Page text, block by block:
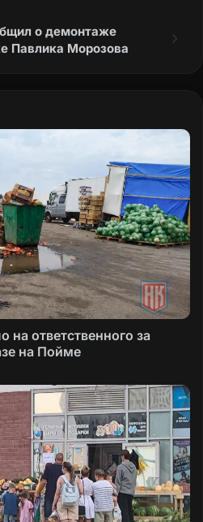
о демонтаже
Павлика Морозова
на ответственного за
на Пойме